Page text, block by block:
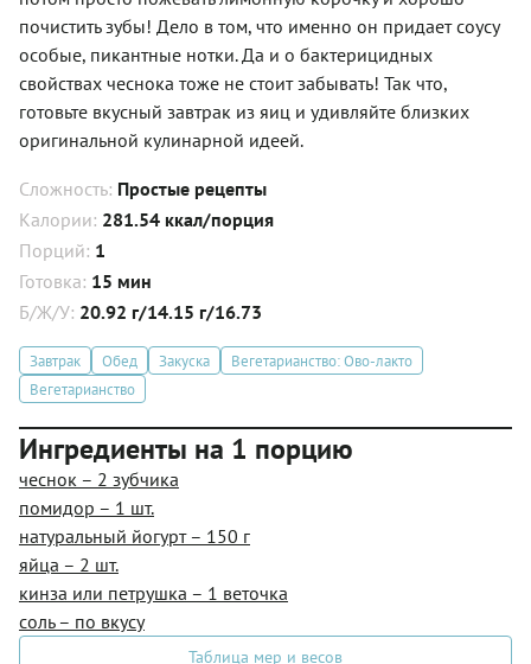
почистить зубы! Дело в том, что именно он придает соусу
особые, пикантные нотки. Да и о бактерицидных
свойствах чеснока тоже не стоит забывать! Так что,
готовьте вкусный завтрак из яиц и удивляйте близких
оригинальной кулинарной идеей.
Сложность: Простые рецепты
Калории: 281.54 ккал/порция
Порций: 1
Готовка: 15 мин
Б/Ж/У: 20.92 г/14.15 г/16.73
Завтрак Обед Закуска
Вегетарианство: Ово-лакто
Вегетарианство
Ингредиенты на 1 порцию
чеснок – 2 зубчика
помидор – 1 шт.
натуральный йогурт – 150 г
яйца – 2 шт.
кинза или петрушка – 1 веточка
соль – по вкусу
Таблица мер и весов